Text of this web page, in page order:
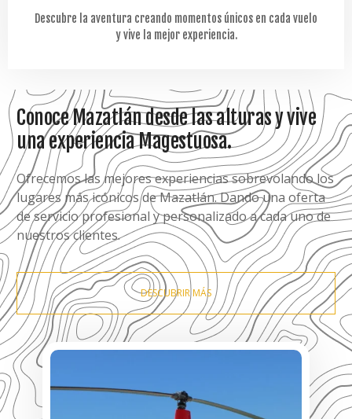
Descubre la aventura creando momentos únicos en cada vuelo
y vive la mejor experiencia.
Conoce Mazatlán desde las alturas y vive
una experiencia Magestuosa.
Ofrecemos las mejores experiencias sobrevolando los
lugares más icónicos de Mazatlán. Dando una oferta
de servicio profesional y personalizado a cada uno de
nuestros clientes.
DESCUBRIR MÁS